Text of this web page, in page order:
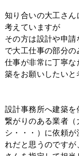
知り合いの大工さ
考えていますが
その方は設計や申
で大工仕事の部分の
仕事が非常に丁寧
築をお願いしたいと
設計事務所へ建築
繋がりのある業者
シ・・・）に依頼
れだと思うのです